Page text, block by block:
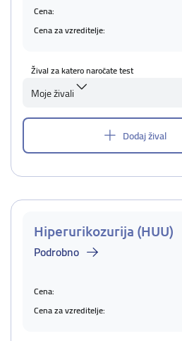
Cena:
Cena za vzreditelje:
Žival za katero naročate test
Moje živali
Dodaj žival
Hiperurikozurija (HUU)
Podrobno
Cena:
Cena za vzreditelje: